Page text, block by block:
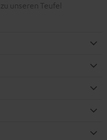
unseren Teufel